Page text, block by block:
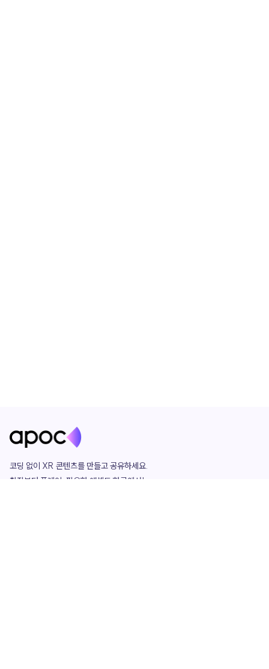
코딩 없이 XR 콘텐츠를 만들고 공유하세요.
창작부터 플레이, 필요한 애셋도 한곳에서!